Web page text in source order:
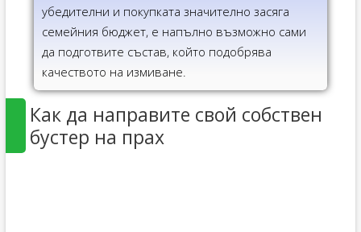
убедителни и покупката значително засяга
семейния бюджет, е напълно възможно сами
да подготвите състав, който подобрява
качеството на измиване.
Как да направите свой собствен
бустер на прах